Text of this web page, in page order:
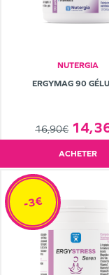
NUTERGIA
ERGYMAG 90
16,90€
ACHETER
-3€